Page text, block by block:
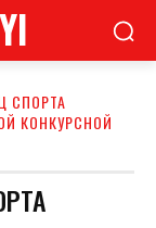
СПОРТА
КОНКУРСНОЙ